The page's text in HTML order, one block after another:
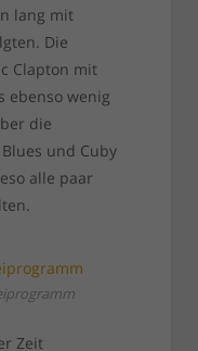
lang mit
Die
Clapton mit
ebenso wenig
die
und Cuby
alle paar
Zeit